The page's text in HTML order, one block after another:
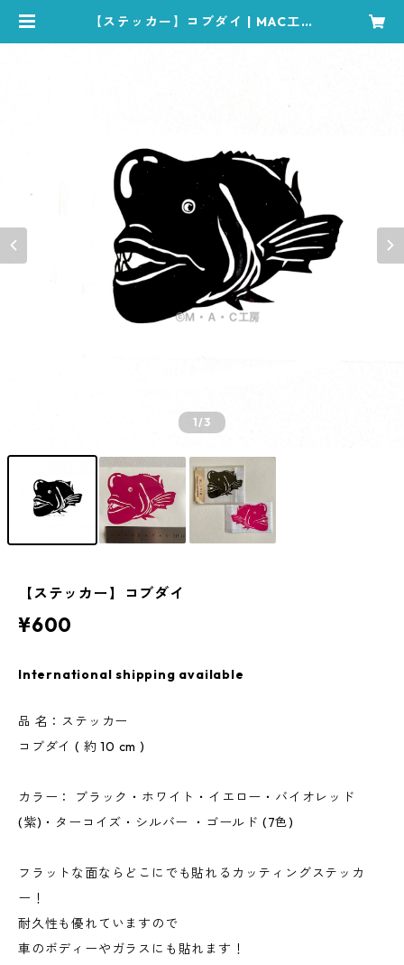
【ステッカー】コブダイ | MAC工房
1/3
【ステッカー】コブダイ
¥600
International shipping available
品 名：ステッカー
コブダイ ( 約 10 cm )
カラー： ブラック・ホワイト・イエロー・バイオレッド
(紫)・ターコイズ・シルバー ・ゴールド (7色)
フラットな面ならどこにでも貼れるカッティングステッカ
ー！
耐久性も優れていますので
車のボディーやガラスにも貼れます！